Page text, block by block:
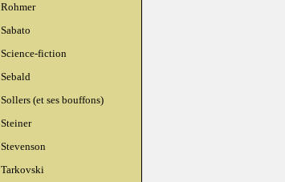
Rohmer
Sabato
Science-fiction
Sebald
Sollers (et ses bouffons)
Steiner
Stevenson
Tarkovski